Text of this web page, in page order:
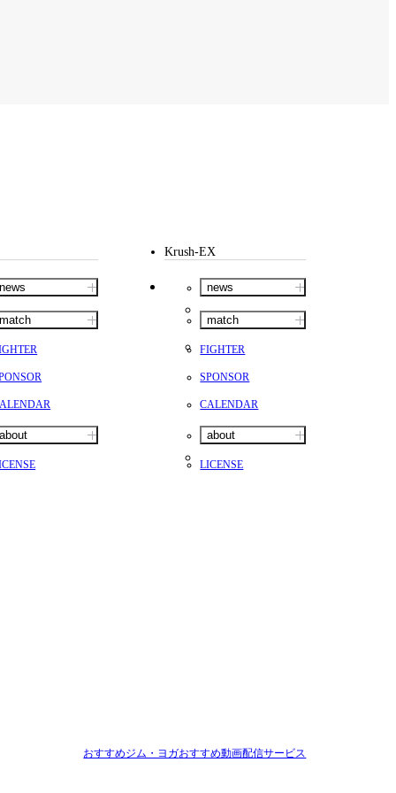
news
match
about
Krush-EX
news
match
FIGHTER
SPONSOR
CALENDAR
about
LICENSE
おすすめジム・ヨガおすすめ動画配信サービス